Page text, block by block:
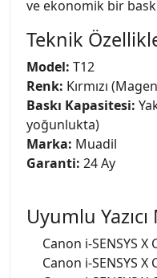
ve ekonomik bir
Teknik
Model: T12
Renk: Kırmızı
Baskı Kapasitesi:
yoğunlukta)
Marka: Muadil
Garanti: 24 Ay
Uyumlu
Canon i-SENSYS X
Canon i-SENSYS X